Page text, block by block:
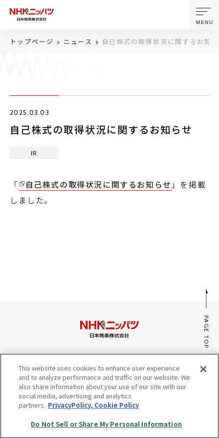
お問い合わせ
製品・技術
ニュース
株主・投資家情報
MENU
トップページ ニュース 自己株式の取得状況に関するお知
2025.03.03
自己株式の取得状況に関するお知らせ
IR
「 自己株式の取得状況に関するお知らせ」を掲載
しました。
PAGE TOP
みんなのaiポータル
サイトマップ
プライバシーポリシー・Cookieポリシー
Do Not Sell or Share My Personal Information
This website uses cookies to enhance user experience
and to analyze performance and traffic on our website. We
also share information about your use of our site with our
social media, advertising and analytics
partners. PrivacyPolicy, Cookie Policy
Do Not Sell or Share My Personal Information